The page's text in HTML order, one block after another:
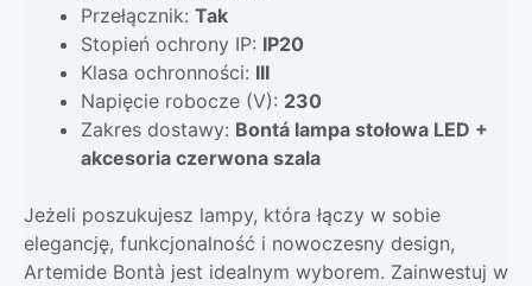
Przełącznik: Tak
Stopień ochrony IP: IP20
Klasa ochronności: III
Napięcie robocze (V): 230
Zakres dostawy: Bontá lampa stołowa LED +
akcesoria czerwona szala
Jeżeli poszukujesz lampy, która łączy w sobie
elegancję, funkcjonalność i nowoczesny design,
Artemide Bontà jest idealnym wyborem. Zainwestuj w